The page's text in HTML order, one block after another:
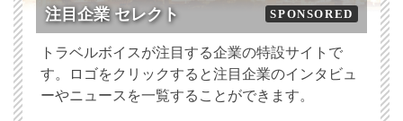
注目企業 セレクト SPONSORED
トラベルボイスが注目する企業の特設サイトで
す。ロゴをクリックすると注目企業のインタビュ
ーやニュースを一覧することができます。